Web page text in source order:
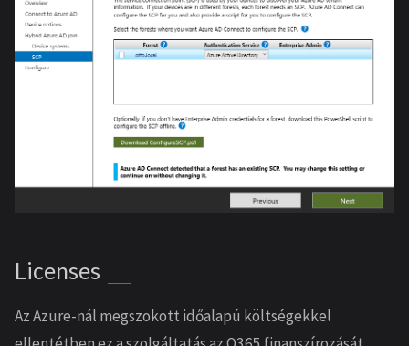
Licenses
Az Azure-nál megszokott időalapú költségekkel